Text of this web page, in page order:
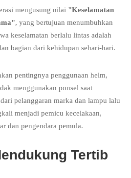
mengusung nilai "Keselamatan
, yang bertujuan menumbuhkan
keselamatan berlalu lintas adalah
bagian dari kehidupan sehari-hari.
pentingnya penggunaan helm,
menggunakan ponsel saat
pelanggaran marka dan lampu lalu
menjadi pemicu kecelakaan,
dan pengendara pemula.
Tertib